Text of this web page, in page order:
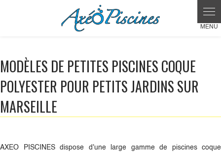
MODÈLES DE PETITES PISCINES COQUE
POLYESTER POUR PETITS JARDINS SUR
MARSEILLE
AXEO PISCINES dispose d'une large gamme de piscines coque